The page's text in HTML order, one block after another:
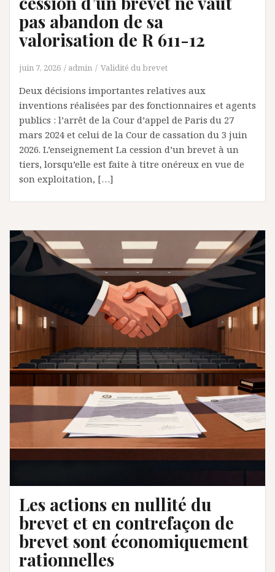
pas abandon de sa
valorisation de R 611-12
juin 7, 2026 admin Validité du brevet
Deux décisions importantes relatives aux
inventions réalisées par des fonctionnaires et agents
publics : l’arrêt de la Cour d’appel de Paris du 27
mars 2024 et celui de la Cour de cassation du 3 juin
2026. L’enseignement La cession d’un brevet à un
tiers, lorsqu’elle est faite à titre onéreux en vue de
son exploitation, […]
Les actions en nullité du
brevet et en contrefaçon de
brevet sont économiquement
rationnelles